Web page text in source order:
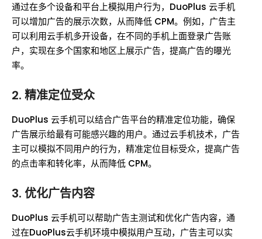
通过在多个设备和平台上模拟用户行为，DuoPlus 云手机
可以增加广告的展示次数，从而降低 CPM。例如，广告主
可以利用云手机多开设备，在不同的手机上面登录广告账
户，实现在多个国家和地区上展示广告，提高广告的曝光
率。
2. 精准定位受众
DuoPlus 云手机可以结合广告平台的精准定位功能，确保
广告展示给最有可能感兴趣的用户。通过云手机技术，广告
主可以模拟不同用户的行为，精准定位目标受众，提高广告
的点击率和转化率，从而降低 CPM。
3. 优化广告内容
DuoPlus 云手机可以帮助广告主测试和优化广告内容，通
过在DuoPlus云手机环境中模拟用户互动，广告主可以实